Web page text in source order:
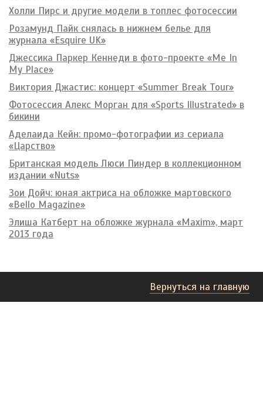
Холли Пирс и другие модели в топлес фотосессии
Розамунд Пайк снялась в нижнем белье для
журнала «Esquire UK»
Джессика Паркер Кеннеди в фото-проекте «Me In
My Place»
Виктория Джастис: концерт «Summer Break Tour»
Фотосессия Алекс Морган для «Sports Illustrated» в
бикини
Аделаида Кейн: промо-фотографии из сериала
«Царство»
Британская модель Люси Пиндер в коллекционном
издании «Nuts»
Зои Дойч: юная актриса на обложке мартовского
«Bello Magazine»
Элиша Катберт на обложке журнала «Maxim», март
2013 года
Вернуться на главную